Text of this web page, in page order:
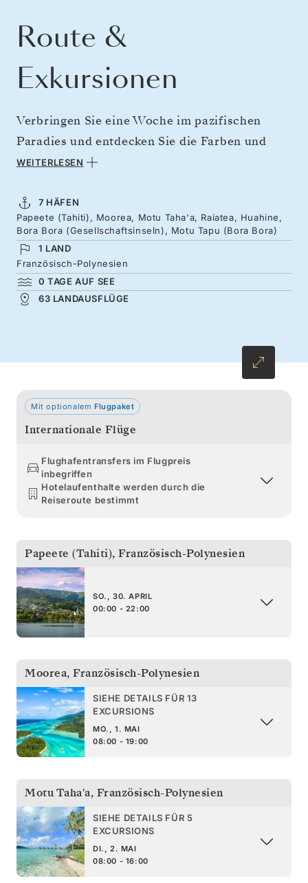
Route &
Exkursionen
Verbringen Sie eine Woche im pazifischen
Paradies und entdecken Sie die Farben und
Kontraste der Gesellschaftsinseln. Beginnen
die schroffen Berge der wunderschönen Insel
Moorea besuchen. Entdecken Sie die
Garteninsel, die als Wiege Polynesiens gilt,
sowie den dichten Dschungel von Huahine und
die Kokosnusshaine von Taha’a. Die
Übernachtung in Bora Bora, der
verspricht Ihnen einen atemberaubenden Blick
auf strohgedeckte Bungalows und leuchtende
Lagunen.
WEITERLESEN
7 HÄFEN
Papeete (Tahiti), Moorea, Motu Taha'a, Raiatea, Huahine,
Bora Bora (Gesellschaftsinseln), Motu Tapu (Bora Bora)
1 LAND
Französisch-Polynesien
0 TAGE AUF SEE
63 LANDAUSFLÜGE
Mit optionalem Flugpaket
Internationale Flüge
Flughafentransfers im Flugpreis
inbegriffen
Hotelaufenthalte werden durch die
Reiseroute bestimmt
Papeete (Tahiti), Französisch-Polynesien
SO., 30. APRIL
00:00 - 22:00
Moorea, Französisch-Polynesien
SIEHE DETAILS FÜR 13
EXCURSIONS
MO., 1. MAI
08:00 - 19:00
Motu Taha'a, Französisch-Polynesien
SIEHE DETAILS FÜR 5
EXCURSIONS
DI., 2. MAI
08:00 - 16:00